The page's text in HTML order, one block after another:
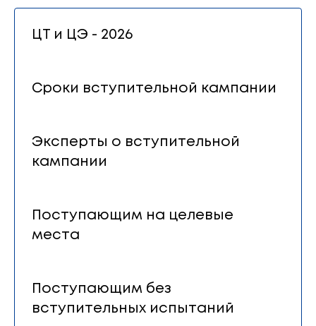
ЦТ и ЦЭ - 2026
Сроки вступительной кампании
Эксперты о вступительной
кампании
Поступающим на целевые
места
Поступающим без
вступительных испытаний